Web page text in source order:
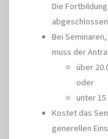
Die
Bei
muss der
über
oder
unter
Kostet das
generellen